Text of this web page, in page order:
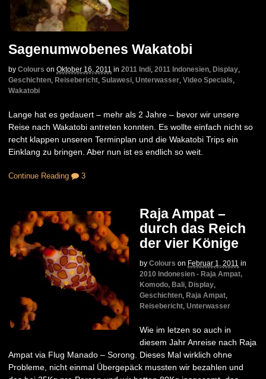
Sagenumwobenes Wakatobi
by Colours on Oktober 16, 2011 in 2011 Indi 2011 Indonesien Display
Geschichten Reisebericht Sulawesi Unterwasser Video Specials
Wakatobi
Lange hat es gedauert – mehr als 2 Jahre – bevor wir unsere
Reise nach Wakatobi antreten konnten. Es wollte einfach nicht so
recht klappen unseren Terminplan und die Wakatobi Trips ein
Einklang zu bringen. Aber nun ist es endlich so weit.
Continue Reading 3
Raja Ampat –
durch das Reich
der vier Könige
by Colours on Februar 1, 2011 in
2010 Indonesien - Raja Ampat,
Komodo, Bali Display
Geschichten Raja Ampat
Reisebericht Unterwasser
Wie im letzen so auch in
diesem Jahr Anreise nach Raja
Ampat via Flug Manado – Sorong. Dieses Mal wirklich ohne
Probleme, nicht einmal Übergepäck mussten wir bezahlen und